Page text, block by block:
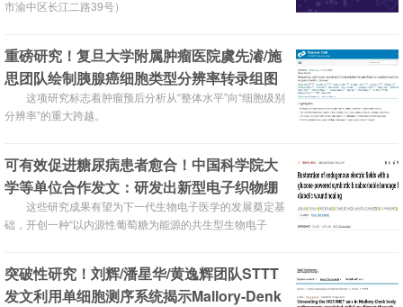
市渝中区长江二路39号）
重磅研究！复旦大学附属肿瘤医院虞先濬/施
思团队绘制胰腺癌细胞类型分辨率转录组图
谱，为精准治疗开辟新路径
这项研究标志着肿瘤预后分析从“整体水平”向“细胞级别
分辨率”的重大跨越。
可有效促进糖尿病患者愈合！中国科学院大
学等单位合作发文：研发出新型电子织物绷
这些研究成果有望为下一代生物电子医学的发展奠定基
础，开创一种“以内源性葡萄糖为能源的共生型生物电子
突破性研究！刘辉/潘星华/黄逸辉团队STTT
发文利用单细胞测序系统揭示Mallory-Denk